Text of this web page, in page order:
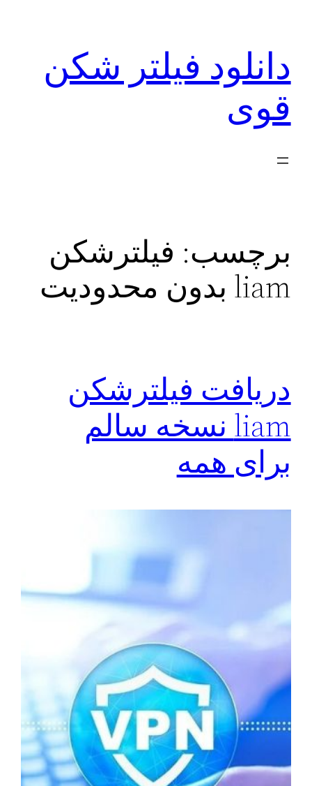
دانلود فیلتر شکن
قوی
برچسب: فیلترشکن
liam بدون محدودیت
دريافت فیلترشکن
liam نسخه سالم
برای همه